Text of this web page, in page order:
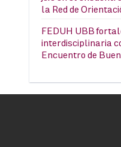
la Red de
FEDUH UBB
interdisciplinaria
Encuentro de